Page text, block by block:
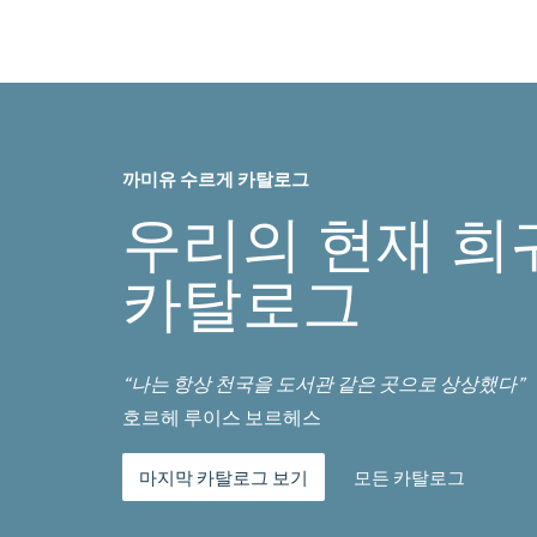
까미유 수르게 카탈로그
우리의 현재 희
카탈로그
“나는 항상 천국을 도서관 같은 곳으로 상상했다”
호르헤 루이스 보르헤스
마지막 카탈로그 보기 모든 카탈로그